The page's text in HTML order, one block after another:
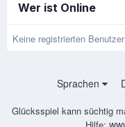
Wer ist Online
Keine registrierten
Sprachen
Glücksspiel kann süchtig
Hilfe: